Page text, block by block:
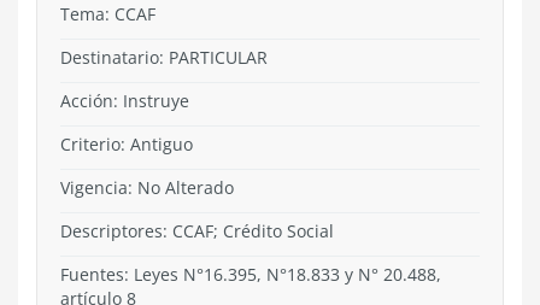
Tema: CCAF
Destinatario: PARTICULAR
Acción: Instruye
Criterio: Antiguo
Vigencia: No Alterado
Descriptores: CCAF; Crédito Social
Fuentes: Leyes N°16.395, N°18.833 y N° 20.488,
artículo 8